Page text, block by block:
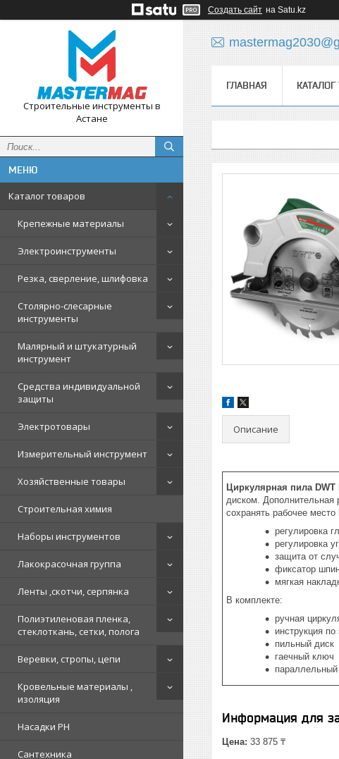
Создать сайт на Satu.kz
Строительные инструменты в
Астане
Каталог товаров
Крепежные материалы
Электроинструменты
Резка, сверление, шлифовка
Столярно-слесарные
инструменты
Малярный и штукатурный
инструмент
Средства индивидуальной
защиты
Электротовары
Измерительный инструмент
Хозяйственные товары
Строительная химия
Наборы инструментов
Лакокрасочная группа
Ленты ,скотчи, серпянка
Полиэтиленовая пленка,
стеклоткань, сетки, полога
Веревки, стропы, цепи
Кровельные материалы ,
изоляция
Насадки PH
Сантехника
ГЛАВНАЯ
Описание
Циркулярная пила DWT
диском. Дополнительная
сохранять рабочее место
регулировка
регулировка
защита от
фиксатор
мягкая
В комплекте:
ручная
инструкция
пильный диск
гаечный ключ
Информация для
Цена: 33 875 ₸